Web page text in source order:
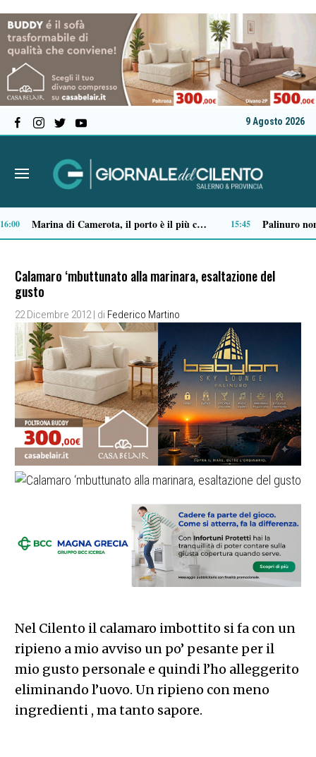
9 Agosto 2026
Tensione al Pronto soccorso del “Ruggi”, volontario aggredito durante una missione 09:03 Ordigno bellico riaffiora in un terreno di Battipaglia: scatta la messa in sicurezza 09:01
Calamaro ‘mbuttunato alla marinara, esaltazione del
gusto
22 Dicembre 2012 | di Federico Martino
Nel Cilento il calamaro imbottito si fa con un
ripieno a mio avviso un po’ pesante per il
mio gusto personale e quindi l’ho alleggerito
eliminando l’uovo. Un ripieno con meno
ingredienti , ma tanto sapore.